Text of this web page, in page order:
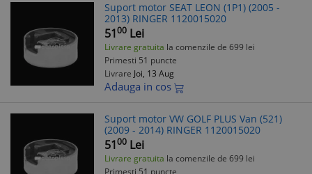
Suport motor SEAT LEON (1P1) (2005 -
2013) RINGER 1120015020
5100 Lei
Livrare gratuita la comenzile de 699 lei
Primesti 51 puncte
Livrare Joi, 13 Aug
Adauga in cos
Suport motor VW GOLF PLUS Van (521)
(2009 - 2014) RINGER 1120015020
5100 Lei
Livrare gratuita la comenzile de 699 lei
Primesti 51 puncte